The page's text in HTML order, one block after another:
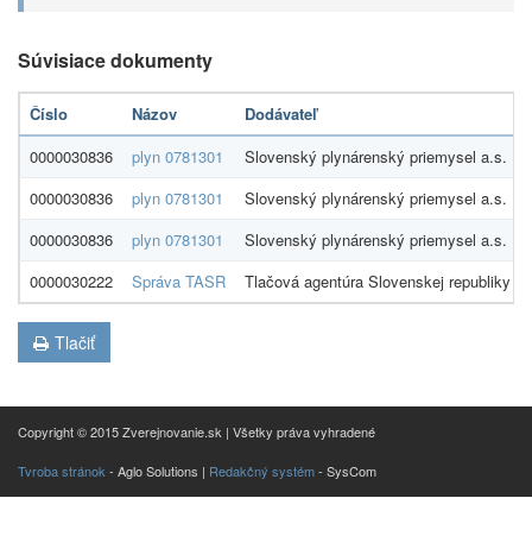
Súvisiace dokumenty
Číslo Názov Dodávateľ
0000030836
plyn 0781301 Slovenský plynárenský priemysel a.s.
0000030836
plyn 0781301 Slovenský plynárenský priemysel a.s.
0000030836
plyn 0781301 Slovenský plynárenský priemysel a.s.
0000030222
Správa TASR Tlačová agentúra Slovenskej republiky
Tlačiť
Copyright © 2015 Zverejnovanie.sk | Všetky práva vyhradené
Tvroba stránok - Aglo Solutions | Redakčný systém- SysCom